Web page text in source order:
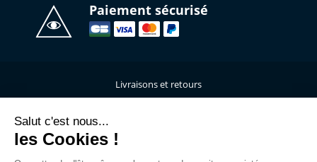
Paiement sécurisé
Livraisons et retours
Qui sommes-nous ?
Salut c'est nous...
les Cookies !